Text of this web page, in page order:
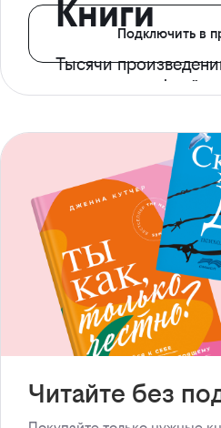
Книги
Тысячи
с доступом офлайн
Подключить в
Читайте без